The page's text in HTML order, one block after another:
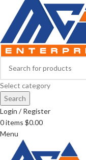
Select category
Search
Login / Register
0items $0.00
Menu